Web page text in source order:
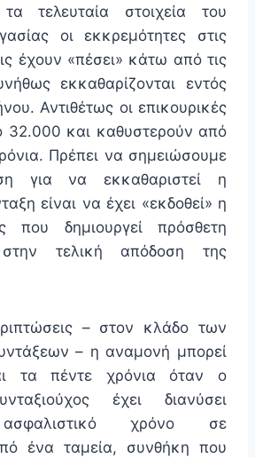
τελευταία στοιχεία του
οι εκκρεμότητες στις
έχουν «πέσει» κάτω από τις
εκκαθαρίζονται εντός
Αντιθέτως οι επικουρικές
32.000 και καθυστερούν από
Πρέπει να σημειώσουμε
για να εκκαθαριστεί η
είναι να έχει «εκδοθεί» η
που δημιουργεί πρόσθετη
στην τελική απόδοση της
– στον κλάδο των
– η αναμονή μπορεί
τα πέντε χρόνια όταν ο
έχει διανύσει
ασφαλιστικό χρόνο σε
ένα ταμεία, συνθήκη που